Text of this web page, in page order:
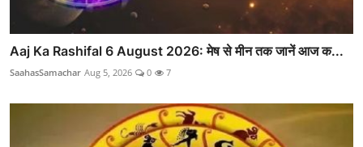
Aaj Ka Rashifal 6 August 2026: मेष से मीन तक जानें आज क...
SaahasSamachar Aug 5, 2026 0 7